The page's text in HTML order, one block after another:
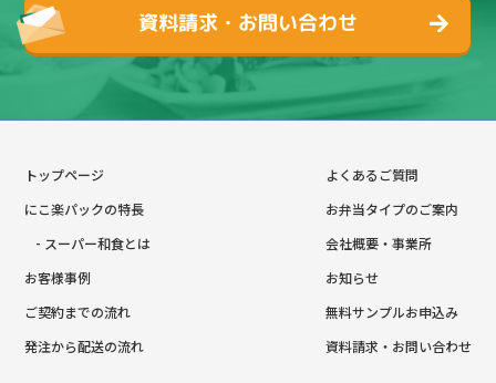
資料請求・お問い合わせ
トップページ
にこ楽パックの特長
- スーパー和食とは
お客様事例
ご契約までの流れ
発注から配送の流れ
よくあるご質問
お弁当タイプのご案内
会社概要・事業所
お知らせ
無料サンプルお申込み
資料請求・お問い合わせ